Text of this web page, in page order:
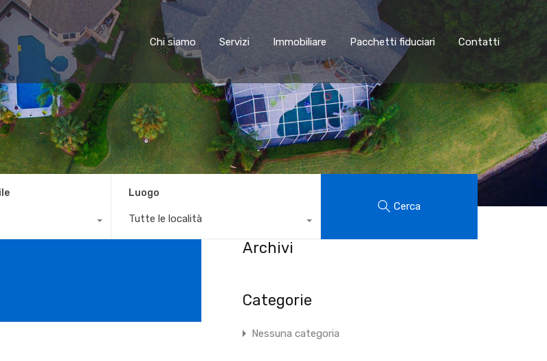
Chi siamo Immobiliare Pacchetti fiduciari Contatti
Chi siamo Servizi Immobiliare Pacchetti fiduciari Contatti
Luogo
Tutte le località
Cerca
Archivi
Categorie
Nessuna categoria